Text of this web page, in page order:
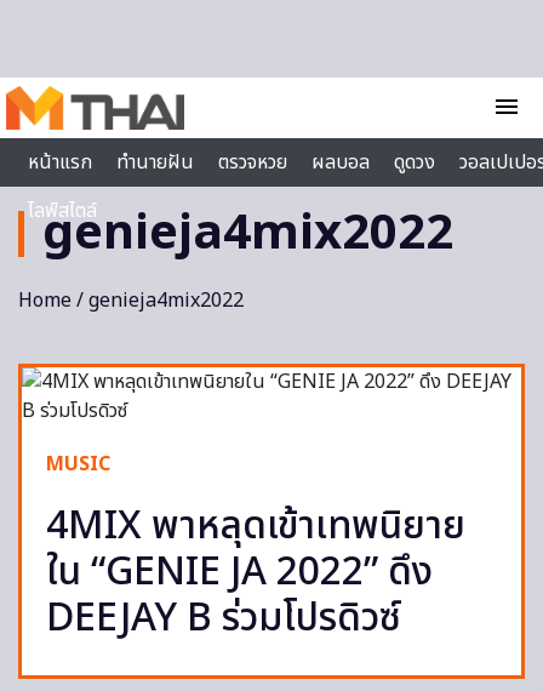
menu
หน้าแรก
ทำนายฝัน ตรวจหวย ผลบอล ดูดวง
วอลเปเป
ไลฟ์สไตล์
genieja4mix2022
Home/ genieja4mix2022
MUSIC
4MIX พาหลุดเข้าเทพนิยาย
ใน “GENIE JA 2022” ดึง
DEEJAY B ร่วมโปรดิวซ์